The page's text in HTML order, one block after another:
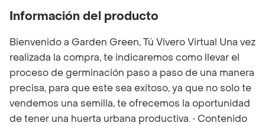
Información del producto
Bienvenido a Garden Green, Tú Vivero Virtual Una vez
realizada la compra, te indicaremos como llevar el
proceso de germinación paso a paso de una manera
precisa, para que este sea exitoso, ya que no solo te
vendemos una semilla, te ofrecemos la oportunidad
de tener una huerta urbana productiva. • Contenido